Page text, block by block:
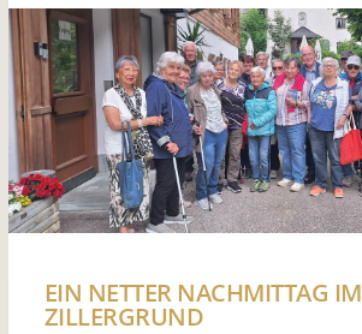
EIN NETTER NACHMITTAG IM
ZILLERGRUND